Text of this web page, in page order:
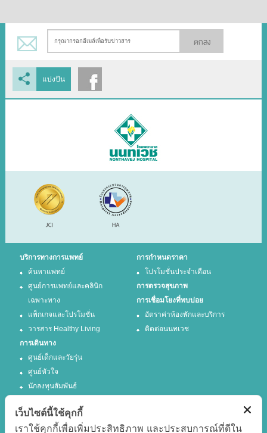
ตกลง
แบ่งปัน
บริการทางการแพทย์
ค้นหาแพทย์
ศูนย์การแพทย์และคลินิก
เฉพาะทาง
แพ็กเกจและโปรโมชั่น
วารสาร Healthy Living
การกำหนดราคา
โปรโมชั่นประจำเดือน
การตรวจสุขภาพ
การเชื่อมโยงที่พบบ่อย
อัตราค่าห้องพักและบริการ
ติดต่อนนทเวช
การเดินทาง
ศูนย์เด็กและวัยรุ่น
ศูนย์หัวใจ
นักลงทุนสัมพันธ์
เว็บไซต์นี้ใช้คุกกี้
เราใช้คุกกี้เพื่อเพิ่มประสิทธิภาพ และประสบการณ์ที่ดีใน